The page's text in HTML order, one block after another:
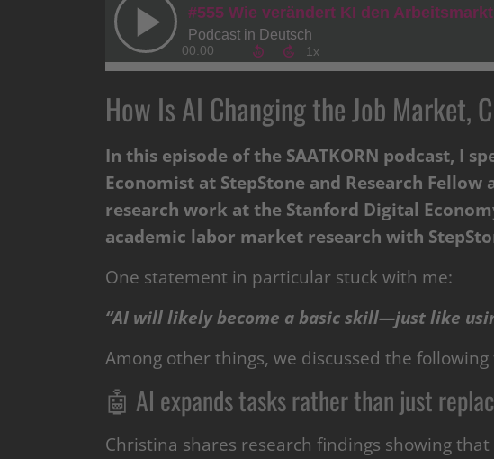
How Is AI Changing the Job Market,
In this episode of the SAATKORN podcast, I
Economist at StepStone and Research
research work at the Stanford Digital
academic labor market research with
One statement in particular stuck with me:
“AI will likely become a basic skill—just like
Among other things, we discussed the following
🤖 AI expands tasks rather than just
Christina shares research findings showing